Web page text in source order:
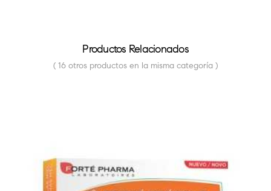
Productos Relacionados
( 16 otros productos en la misma categoría )